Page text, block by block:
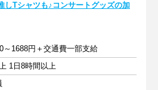
しTシャツも♪コンサートグッズの加
～1688円＋交通費一部支給
1日8時間以上